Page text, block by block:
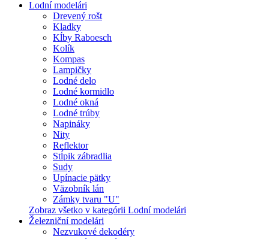
Lodní modelári
Drevený rošt
Kladky
Kĺby Raboesch
Kolík
Kompas
Lampičky
Lodné delo
Lodné kormidlo
Lodné okná
Lodné trúby
Napináky
Nity
Reflektor
Stĺpik zábradlia
Sudy
Upínacie pätky
Väzobník lán
Zámky tvaru "U"
Zobraz všetko v kategórii Lodní modelári
Železniční modelári
Nezvukové dekodéry